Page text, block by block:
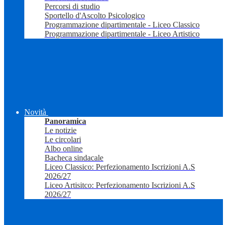
Percorsi di studio
Sportello d'Ascolto Psicologico
Programmazione dipartimentale - Liceo Classico
Programmazione dipartimentale - Liceo Artistico
Novità
Panoramica
Le notizie
Le circolari
Albo online
Bacheca sindacale
Liceo Classico: Perfezionamento Iscrizioni A.S
2026/27
Liceo Artisitco: Perfezionamento Iscrizioni A.S
2026/27